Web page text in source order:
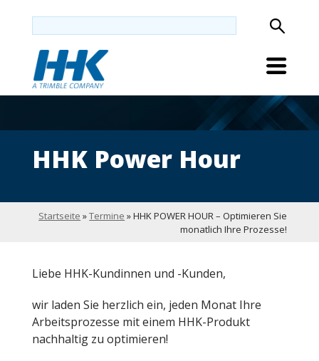
HHK Power Hour
Startseite »Termine »HHK POWER HOUR – Optimieren Sie
monatlich Ihre Prozesse!
Liebe HHK-Kundinnen und -Kunden,
wir laden Sie herzlich ein, jeden Monat Ihre
Arbeitsprozesse mit einem HHK-Produkt
nachhaltig zu optimieren!